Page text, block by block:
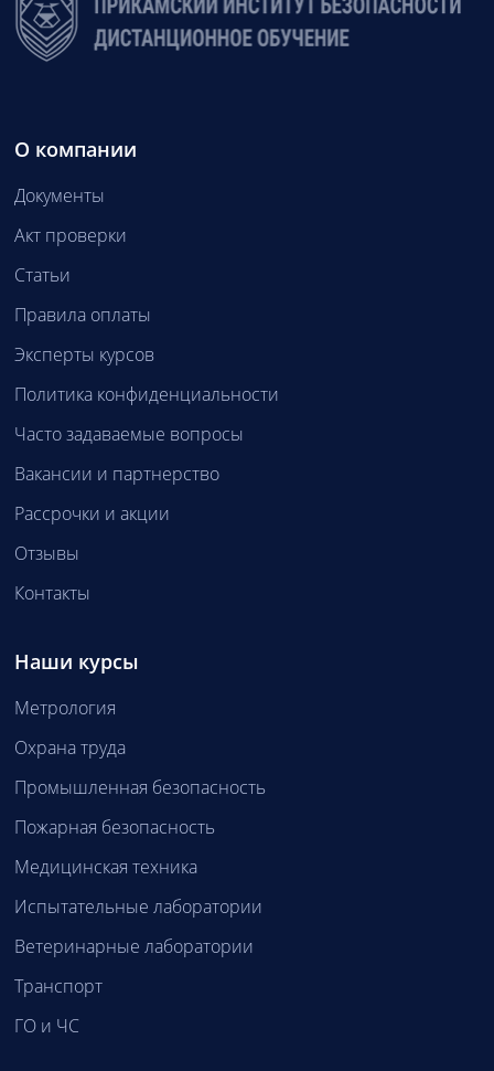
О компании
Документы
Акт проверки
Статьи
Правила оплаты
Эксперты курсов
Политика конфиденциальности
Часто задаваемые вопросы
Вакансии и партнерство
Рассрочки и акции
Отзывы
Контакты
Наши курсы
Метрология
Охрана труда
Промышленная безопасность
Пожарная безопасность
Медицинская техника
Испытательные лаборатории
Ветеринарные лаборатории
Транспорт
ГО и ЧС